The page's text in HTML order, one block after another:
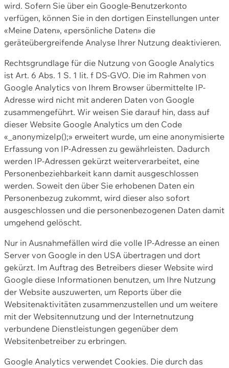
wird. Sofern Sie über ein Google-Benutzerkonto
verfügen, können Sie in den dortigen Einstellungen unter
«Meine Daten», «persönliche Daten» die
geräteübergreifende Analyse Ihrer Nutzung deaktivieren.
Rechtsgrundlage für die Nutzung von Google Analytics
ist Art. 6 Abs. 1 S. 1 lit. f DS-GVO. Die im Rahmen von
Google Analytics von Ihrem Browser übermittelte IP-
Adresse wird nicht mit anderen Daten von Google
zusammengeführt. Wir weisen Sie darauf hin, dass auf
dieser Website Google Analytics um den Code
«_anonymizeIp();» erweitert wurde, um eine anonymisierte
Erfassung von IP-Adressen zu gewährleisten. Dadurch
werden IP-Adressen gekürzt weiterverarbeitet, eine
Personenbeziehbarkeit kann damit ausgeschlossen
werden. Soweit den über Sie erhobenen Daten ein
Personenbezug zukommt, wird dieser also sofort
ausgeschlossen und die personenbezogenen Daten damit
umgehend gelöscht.
Nur in Ausnahmefällen wird die volle IP-Adresse an einen
Server von Google in den USA übertragen und dort
gekürzt. Im Auftrag des Betreibers dieser Website wird
Google diese Informationen benutzen, um Ihre Nutzung
der Website auszuwerten, um Reports über die
Websitenaktivitäten zusammenzustellen und um weitere
mit der Websitennutzung und der Internetnutzung
verbundene Dienstleistungen gegenüber dem
Websitenbetreiber zu erbringen.
Google Analytics verwendet Cookies. Die durch das